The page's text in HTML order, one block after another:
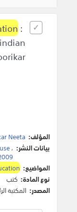
:
المؤلف: Neeta
بيانات النشر: ،
المواضيع:
نوع المادة: كتب
المصدر: المكتبة